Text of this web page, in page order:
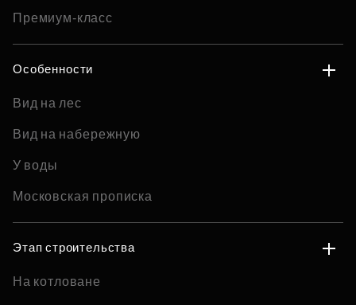
Премиум-класс
Особенности
Вид на лес
Вид на набережную
У воды
Московская прописка
Этап строительства
На котловане